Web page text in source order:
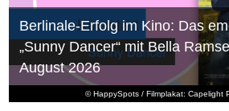
© HappySpots / Filmplakat: Capelight
Berlinale-Erfolg im Kino: Das
„Sunny Dancer“ mit Bella
August 2026